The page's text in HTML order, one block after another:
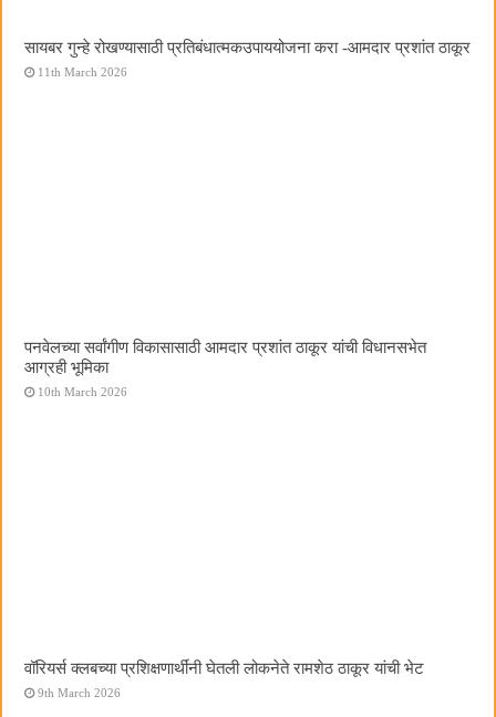
सायबर गुन्हे रोखण्यासाठी प्रतिबंधात्मकउपाययोजना करा -आमदार प्रशांत ठाकूर
11th March 2026
पनवेलच्या सर्वांगीण विकासासाठी आमदार प्रशांत ठाकूर यांची विधानसभेत
आग्रही भूमिका
10th March 2026
वॉरियर्स क्लबच्या प्रशिक्षणार्थींनी घेतली लोकनेते रामशेठ ठाकूर यांची भेट
9th March 2026